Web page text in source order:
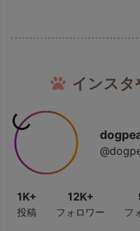
インスタ